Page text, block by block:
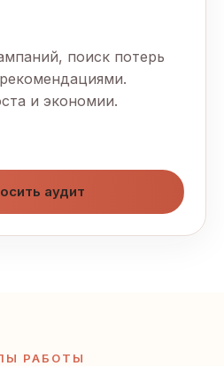
поиск потерь
и экономии.
аудит
РАБОТЫ